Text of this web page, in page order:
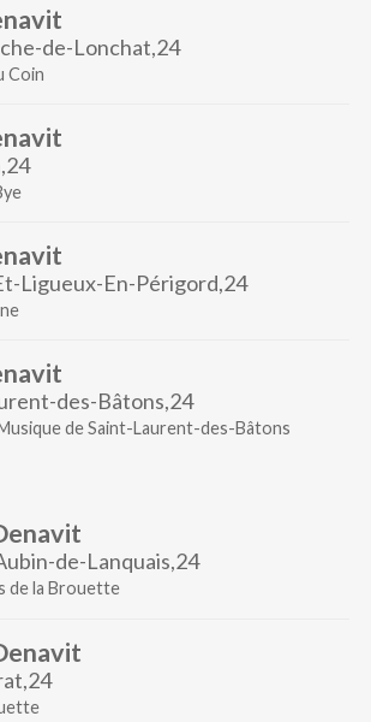
de-Lonchat,24
Coin
Ligueux-En-Périgord,24
des-Bâtons,24
de Saint-Laurent-des-Bâtons
de-Lanquais,24
de la Brouette